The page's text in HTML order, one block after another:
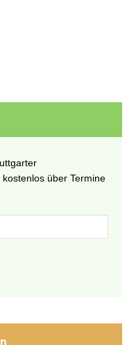
über Termine